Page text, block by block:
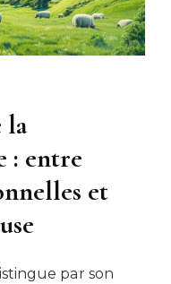
la
: entre
et
par son